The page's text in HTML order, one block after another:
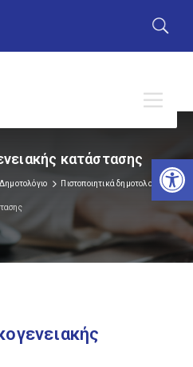
κατάστασης
Δημοτολόγιο Πιστοποιητικά δημοτολογίου